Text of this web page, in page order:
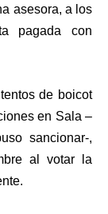
asesora, a los
pagada con
de boicot
en Sala –
sancionar-,
al votar la